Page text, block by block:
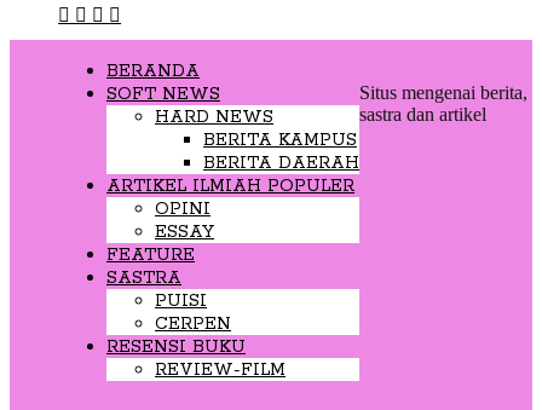
BERANDA
SOFT NEWS
HARD NEWS
BERITA KAMPUS
BERITA DAERAH
ARTIKEL ILMIAH POPULER
OPINI
ESSAY
FEATURE
SASTRA
PUISI
CERPEN
RESENSI BUKU
REVIEW-FILM
Situs mengenai berita,
sastra dan artikel